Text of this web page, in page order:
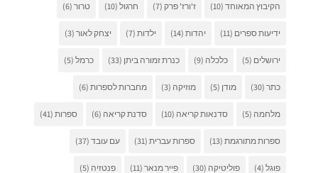
הקיבוץ המאוחד(10) ז'ורז' פרק(7) חרגול(10) טרור(6)
ידיעות ספרים (11) יהדות(14) ילדות(7) יצחק לאור(3)
ירושלים (5) כלכלה (9) כנרת זמורה ביתן (33) כרמל(5)
כתר(30) מודן (5) מוזיקה (3) מחברות לספרות(6)
מלחמה (5) סדנאות קריאה (10) סדנת קריאה (6) ספרות(41)
ספרות מתורגמת(13) ספרות עברית(31) עם עובד(37)
פוגל(4) פוליטיקה (30) פייר מנאר(11) פנטזיה (5)